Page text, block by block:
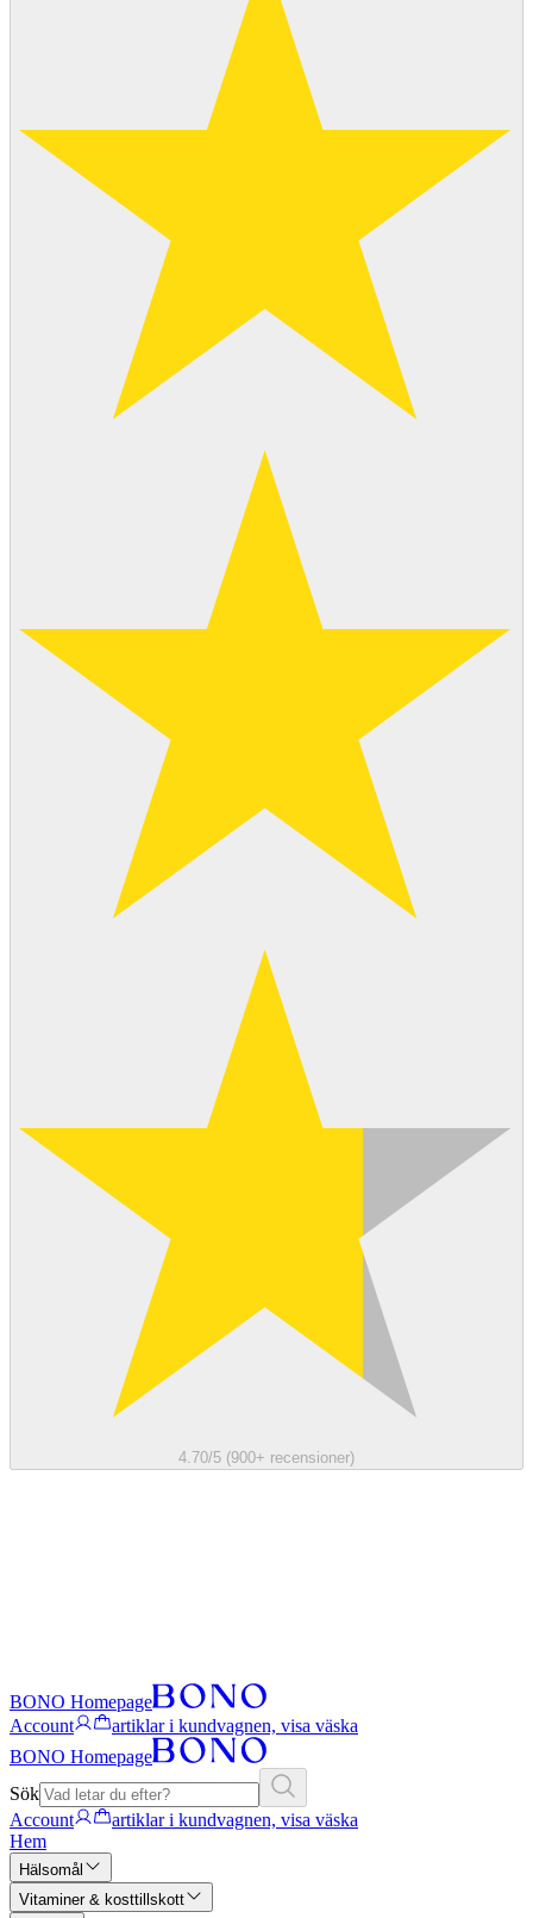
4.70/5 (900+ recensioner)
BONO Homepage
Account
artiklar i kundvagnen, visa väska
BONO Homepage
Sök
Account
artiklar i kundvagnen, visa väska
Hem
Hälsomål
Vitaminer & kosttillskott